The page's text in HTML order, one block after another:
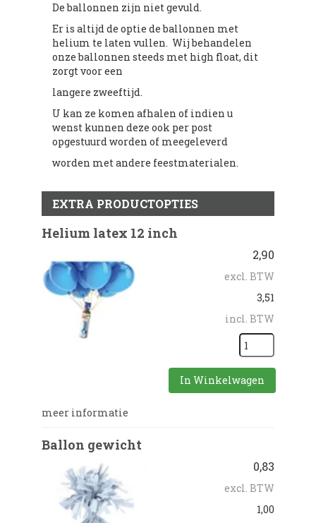
De ballonnen zijn niet gevuld.
Er is altijd de optie de ballonnen met
helium te laten vullen. Wij behandelen
onze ballonnen steeds met high float, dit
zorgt voor een
langere zweeftijd.
U kan ze komen afhalen of indien u
wenst kunnen deze ook per post
opgestuurd worden of meegeleverd
worden met andere feestmaterialen.
EXTRA PRODUCTOPTIES
Helium latex 12 inch
2,90
excl. BTW
3,51
incl. BTW
In Winkelwagen
meer informatie
Ballon gewicht
0,83
excl. BTW
1,00